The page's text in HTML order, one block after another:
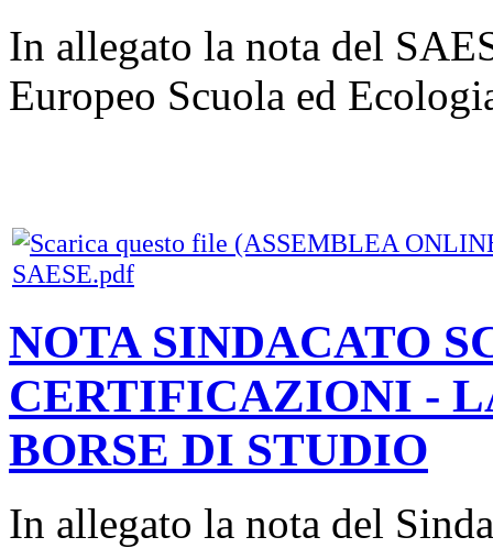
In allegato la nota del
Europeo Scuola ed
SAESE.pdf
NOTA SINDACATO
CERTIFICAZIONI -
BORSE DI STUDIO
In allegato la nota del